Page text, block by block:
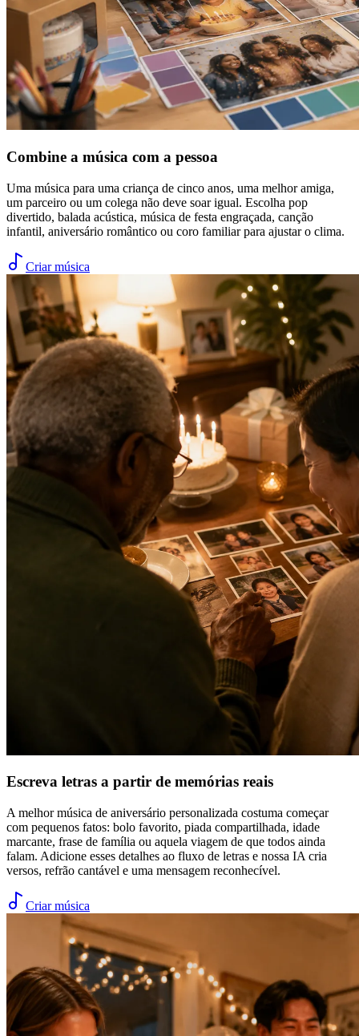
Combine a música com a pessoa
Uma música para uma criança de cinco anos, uma melhor amiga,
um parceiro ou um colega não deve soar igual. Escolha pop
divertido, balada acústica, música de festa engraçada, canção
infantil, aniversário romântico ou coro familiar para ajustar o clima.
Criar música
Escreva letras a partir de memórias reais
A melhor música de aniversário personalizada costuma começar
com pequenos fatos: bolo favorito, piada compartilhada, idade
marcante, frase de família ou aquela viagem de que todos ainda
falam. Adicione esses detalhes ao fluxo de letras e nossa IA cria
versos, refrão cantável e uma mensagem reconhecível.
Criar música